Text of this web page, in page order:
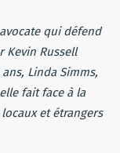
qui défend
Kevin Russell
Linda Simms,
fait face à la
et étrangers